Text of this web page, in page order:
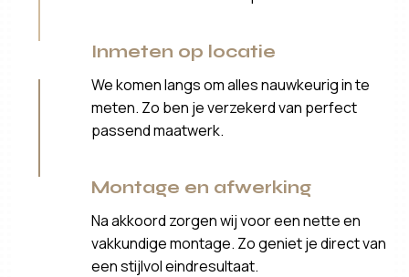
Inmeten op locatie
We komen langs om alles nauwkeurig in te
meten. Zo ben je verzekerd van perfect
passend maatwerk.
Montage en afwerking
Na akkoord zorgen wij voor een nette en
vakkundige montage. Zo geniet je direct van
een stijlvol eindresultaat.